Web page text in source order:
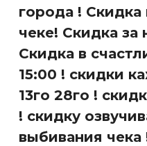
города ! Скидка
чеке! Скидка за
Скидка в
15:00 ! скидки
13го 28го !
! скидку
выбивания чека